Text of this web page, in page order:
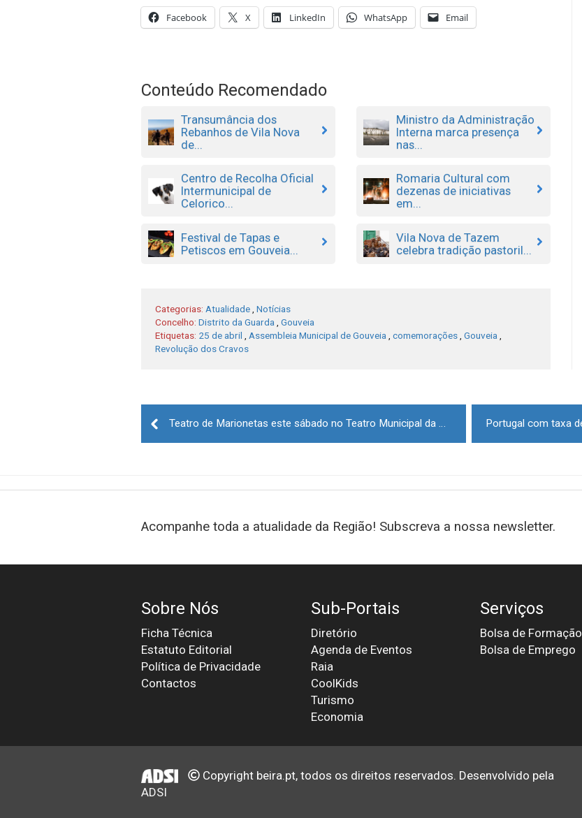
Facebook X LinkedIn WhatsApp Email
Conteúdo Recomendado
Transumância dos
Rebanhos de Vila Nova
de...
Ministro da Administração
Interna marca presença
nas...
Centro de Recolha Oficial
Intermunicipal de
Celorico...
Romaria Cultural com
dezenas de iniciativas
em...
Festival de Tapas e
Petiscos em Gouveia...
Vila Nova de Tazem
celebra tradição pastoril...
Categorias: Atualidade Notícias
Concelho: Distrito da Guarda
Gouveia
Etiquetas: 25 de abril Assembleia Municipal de Gouveia comemorações Gouveia
Revolução dos Cravos
navigation
Acompanhe toda a atualidade da Região! Subscreva a nossa newsletter.
Sobre Nós
Ficha Técnica
Estatuto Editorial
Política de Privacidade
Contactos
Sub-Portais
Diretório
Agenda de Eventos
Raia
CoolKids
Turismo
Economia
Serviços
Bolsa de Formação
Bolsa de Emprego
Copyright beira.pt, todos os direitos reservados. Desenvolvido pela
ADSI